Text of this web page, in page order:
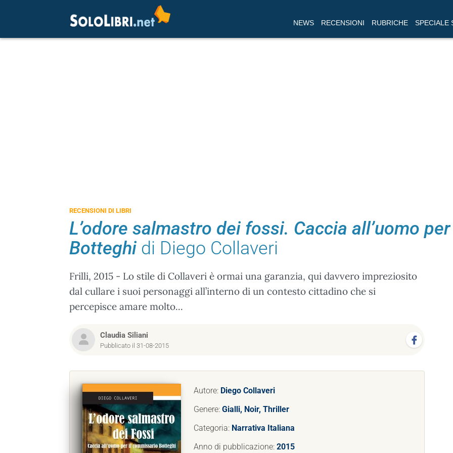
NEWS RECENSIONI RUBRICHE SPECIALE
RECENSIONI DI LIBRI
L’odore salmastro dei fossi. Caccia all’uomo
Botteghi di Diego Collaveri
Frilli, 2015 - Lo stile di Collaveri è ormai una garanzia, qui davvero impreziosito
dal cullare i suoi personaggi all’interno di un contesto cittadino che si
percepisce amare molto...
Claudia Siliani
Pubblicato il 31-08-2015
Autore: Diego Collaveri
Genere: Gialli, Noir, Thriller
Categoria: Narrativa Italiana
Anno di pubblicazione: 2015